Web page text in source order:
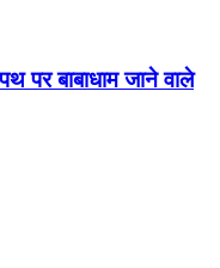
पर बाबाधाम जाने वाले